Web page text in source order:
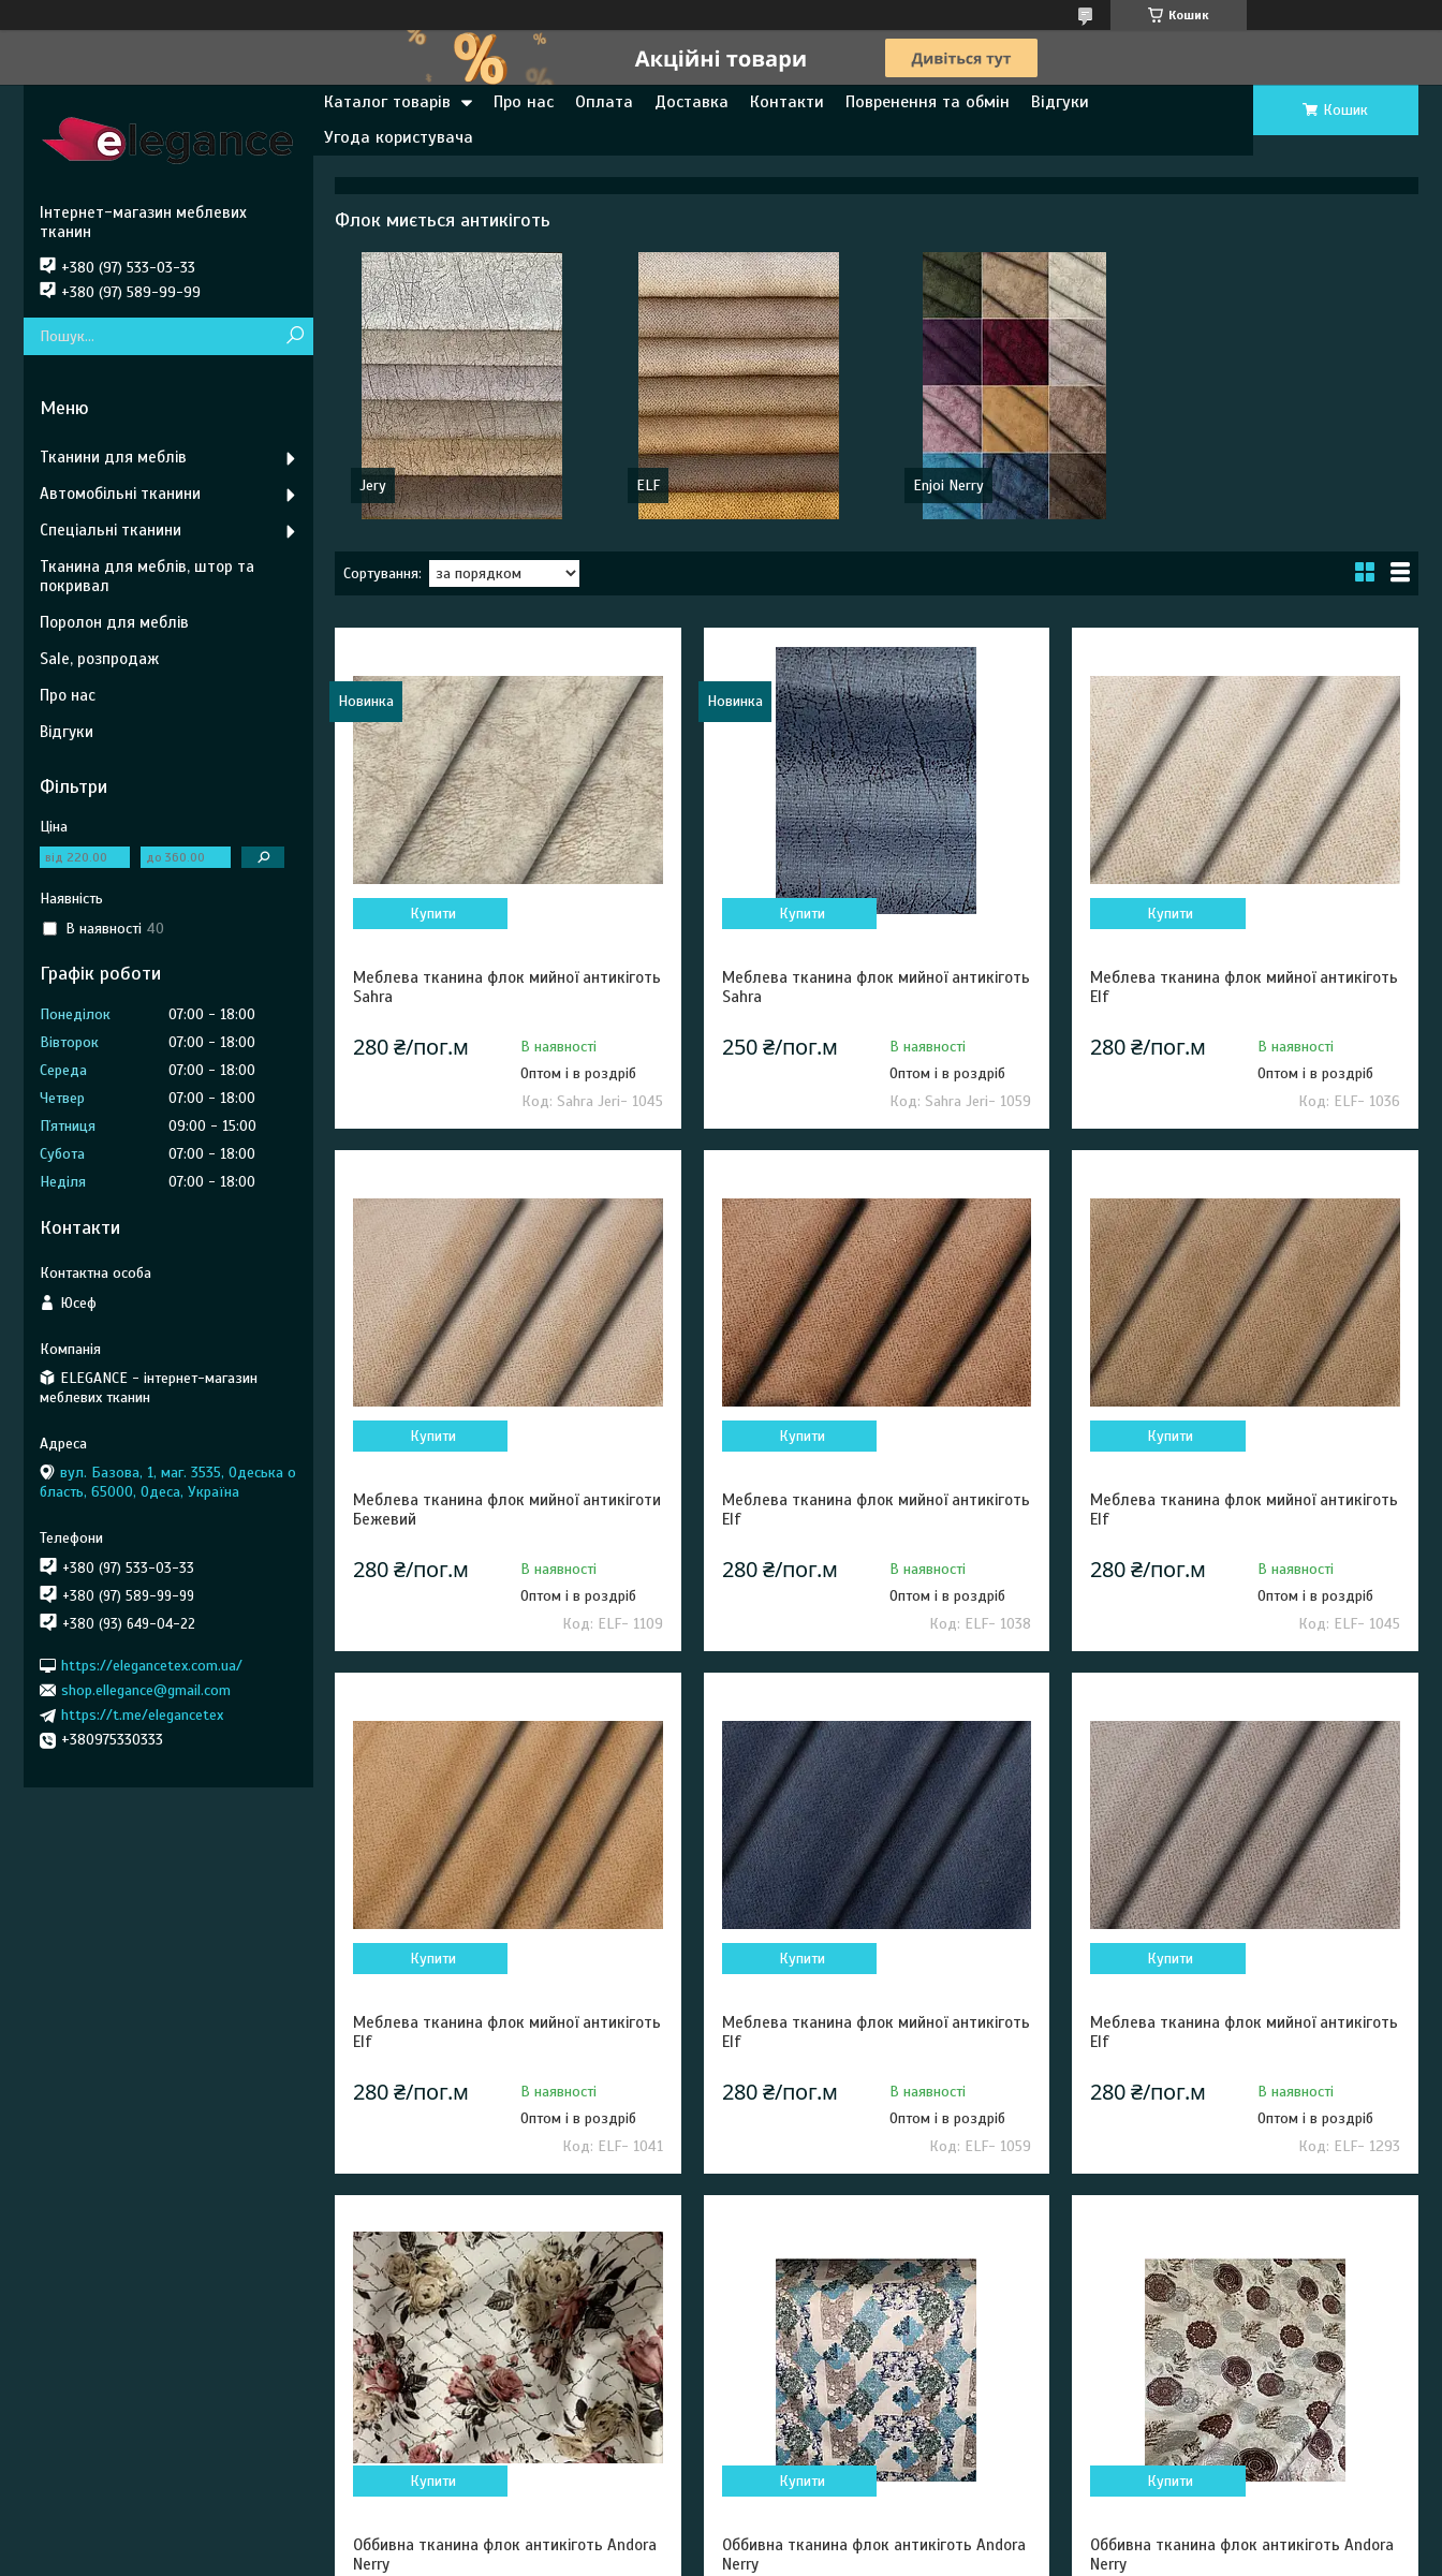
Кошик
Каталог товарів Про нас Оплата Доставка Контакти Повренення та обмін
Відгуки
Угода користувача
Кошик
Флок миється антикіготь
Jery ELF Enjoi Nerry
Новинка
Купити
Меблева тканина флок мийної антикіготь
Sahra
280 ₴/пог.м
В наявності
Оптом і в роздріб
Sahra Jeri- 1045
Новинка
Купити
Меблева тканина флок мийної антикіготь
Sahra
250 ₴/пог.м
В наявності
Оптом і в роздріб
Sahra Jeri- 1059
Купити
Меблева тканина флок мийної антикіготь
Elf
280 ₴/пог.м
В наявності
Оптом і в роздріб
ELF- 1036
Купити
Меблева тканина флок мийної антикіготи
Бежевий
280 ₴/пог.м
В наявності
Оптом і в роздріб
ELF- 1109
Купити
Меблева тканина флок мийної антикіготь
Elf
280 ₴/пог.м
В наявності
Оптом і в роздріб
ELF- 1038
Купити
Меблева тканина флок мийної антикіготь
Elf
280 ₴/пог.м
В наявності
Оптом і в роздріб
ELF- 1045
Купити
Меблева тканина флок мийної антикіготь
Elf
280 ₴/пог.м
В наявності
Оптом і в роздріб
ELF- 1041
Купити
Меблева тканина флок мийної антикіготь
Elf
280 ₴/пог.м
В наявності
Оптом і в роздріб
ELF- 1059
Купити
Меблева тканина флок мийної антикіготь
Elf
280 ₴/пог.м
В наявності
Оптом і в роздріб
ELF- 1293
Купити
Оббивна тканина флок антикіготь Andora
Nerry
Купити
Оббивна тканина флок антикіготь Andora
Nerry
Купити
Оббивна тканина флок антикіготь Andora
Nerry
Інтернет-магазин меблевих
тканин
+380 (97) 533-03-33
+380 (97) 589-99-99
Тканини для меблів
Автомобільні тканини
Спеціальні тканини
Тканина для меблів, штор та
покривал
Поролон для меблів
Sale, розпродаж
Про нас
Відгуки
Фільтри
Ціна
Наявність
В наявності 40
Графік роботи
Понеділок 07:00
18:00
Вівторок
07:00
18:00
Середа
07:00
18:00
Четвер
07:00
18:00
Пʼятниця
09:00
15:00
Субота
07:00
18:00
Неділя
07:00 18:00
Контакти
Юсеф
ELEGANCE - інтернет-магазин
меблевих тканин
вул. Базова, 1, маг. 3535, Одеська о
бласть, 65000, Одеса, Україна
+380 (97) 533-03-33
+380 (97) 589-99-99
+380 (93) 649-04-22
https://elegancetex.com.ua/
shop.ellegance@gmail.com
https://t.me/elegancetex
+380975330333